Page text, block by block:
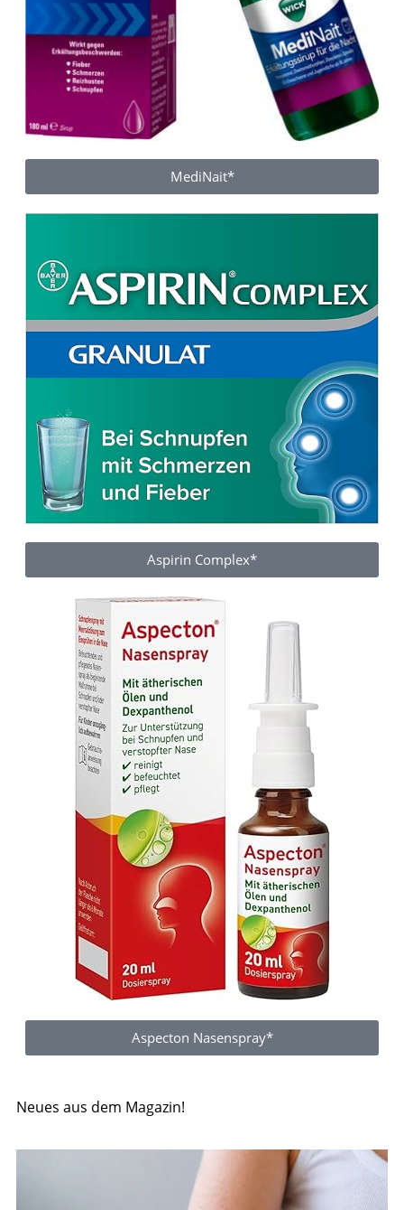
MediNait*
Aspirin Complex*
Aspecton Nasenspray*
Neues aus dem Magazin!